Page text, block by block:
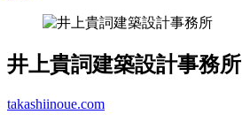
井上貴詞建築設計事務所
takashiinoue.com